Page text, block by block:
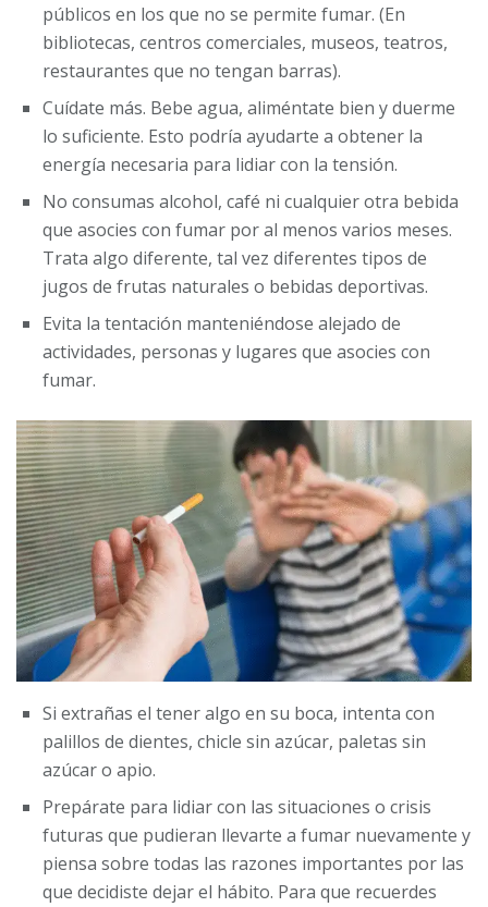
públicos en los que no se permite fumar. (En
bibliotecas, centros comerciales, museos, teatros,
restaurantes que no tengan barras).
Cuídate más. Bebe agua, aliméntate bien y duerme
lo suficiente. Esto podría ayudarte a obtener la
energía necesaria para lidiar con la tensión.
No consumas alcohol, café ni cualquier otra bebida
que asocies con fumar por al menos varios meses.
Trata algo diferente, tal vez diferentes tipos de
jugos de frutas naturales o bebidas deportivas.
Evita la tentación manteniéndose alejado de
actividades, personas y lugares que asocies con
fumar.
Si extrañas el tener algo en su boca, intenta con
palillos de dientes, chicle sin azúcar, paletas sin
azúcar o apio.
Prepárate para lidiar con las situaciones o crisis
futuras que pudieran llevarte a fumar nuevamente y
piensa sobre todas las razones importantes por las
que decidiste dejar el hábito. Para que recuerdes